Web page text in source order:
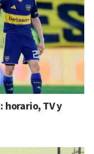
horario, TV y